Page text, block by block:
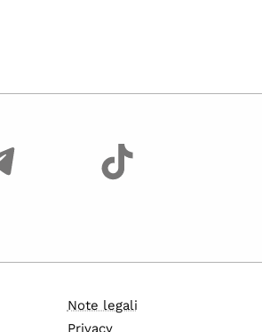
Note legali
Privacy